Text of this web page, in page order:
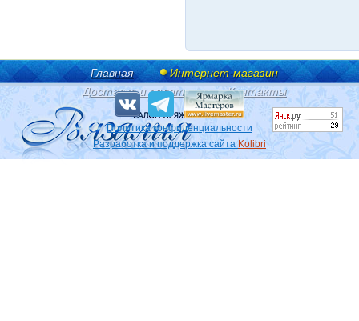
Главная
Интернет-магазин
Доставка и оплата
Контакты
Политика конфиденциальности
Разработка и поддержка сайта Kolibri